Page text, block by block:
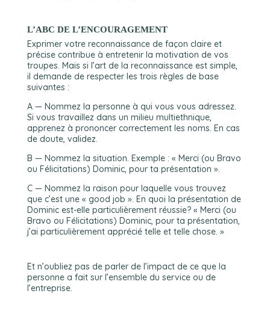
L’ABC DE L’ENCOURAGEMENT
Exprimer votre reconnaissance de façon claire et
précise contribue à entretenir la motivation de vos
troupes. Mais si l’art de la reconnaissance est simple,
il demande de respecter les trois règles de base
suivantes :
A — Nommez la personne à qui vous vous adressez.
Si vous travaillez dans un milieu multiethnique,
apprenez à prononcer correctement les noms. En cas
de doute, validez.
B — Nommez la situation. Exemple : « Merci (ou Bravo
ou Félicitations) Dominic, pour ta présentation ».
C — Nommez la raison pour laquelle vous trouvez
que c’est une « good job ». En quoi la présentation de
Dominic est-elle particulièrement réussie? « Merci (ou
Bravo ou Félicitations) Dominic, pour ta présentation,
j’ai particulièrement apprécié telle et telle chose. »
Et n’oubliez pas de parler de l’impact de ce que la
personne a fait sur l’ensemble du service ou de
l’entreprise.